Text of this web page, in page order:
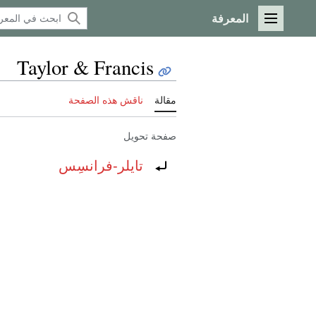
القائمة الرئيسية
المعرفة
Taylor & Francis
مقالة ناقش هذه الصفحة
صفحة تحويل
تحويل إلى:تايلر-فرانسِس